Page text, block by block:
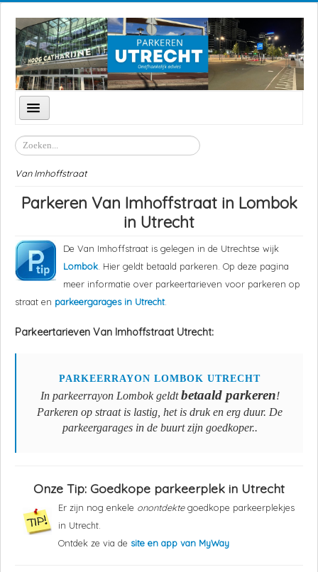
Schakelen
navigatie
Parkeren Utrecht
Straten
Locaties
Feestdagen
Zoeken
Van Imhoffstraat
Parkeren Van Imhoffstraat in Lombok
in Utrecht
De Van Imhoffstraat is gelegen in de Utrechtse wijk
Lombok . Hier geldt betaald parkeren. Op deze pagina
meer informatie over parkeertarieven voor parkeren op
straat en parkeergarages in Utrecht.
Parkeertarieven Van Imhoffstraat Utrecht:
PARKEERRAYON LOMBOK UTRECHT
In parkeerrayon Lombok geldtbetaald parkeren!
Parkeren op straat is lastig, het is druk en erg duur. De
parkeergarages in de buurt zijn goedkoper..
Onze Tip: Goedkope parkeerplek in Utrecht
Er zijn nog enkele onontdektegoedkope parkeerplekjes
in Utrecht.
Ontdek ze via de site en app van MyWay